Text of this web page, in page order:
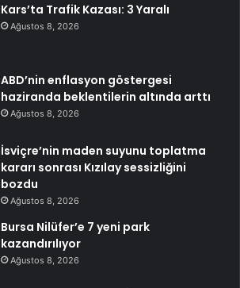
Kars’ta Trafik Kazası: 3 Yaralı
Ağustos 8, 2026
ABD’nin enflasyon göstergesi
haziranda beklentilerin altında arttı
Ağustos 8, 2026
İsviçre’nin maden suyunu toplatma
kararı sonrası Kızılay sessizliğini
bozdu
Ağustos 8, 2026
Bursa Nilüfer’e 7 yeni park
kazandırılıyor
Ağustos 8, 2026